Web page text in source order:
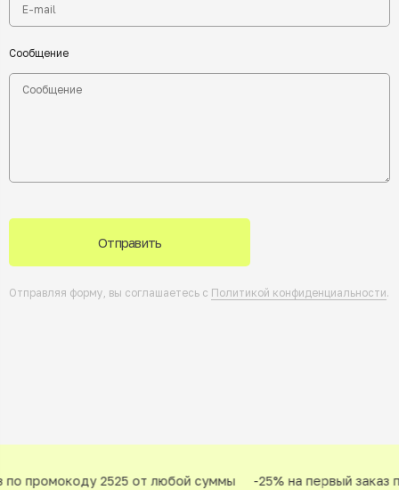
Сообщение
Отправить
Отправляя форму, вы соглашаетесь с Политикой конфиденциальности.
промокоду 2525 от любой суммы -25% на первый заказ